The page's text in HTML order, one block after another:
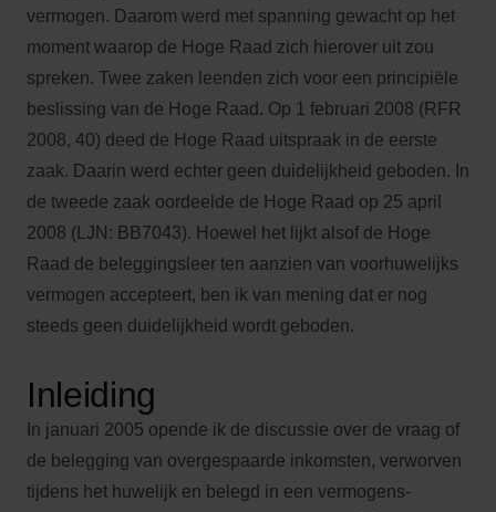
vermogen. Daarom werd met spanning gewacht op het
moment waarop de Hoge Raad zich hierover uit zou
spreken. Twee zaken leenden zich voor een principiële
beslissing van de Hoge Raad. Op 1 februari 2008 (RFR
2008, 40) deed de Hoge Raad uitspraak in de eerste
zaak. Daarin werd echter geen duidelijkheid geboden. In
de tweede zaak oordeelde de Hoge Raad op 25 april
2008 (LJN: BB7043). Hoewel het lijkt alsof de Hoge
Raad de beleggingsleer ten aanzien van voorhuwelijks
vermogen accepteert, ben ik van mening dat er nog
steeds geen duidelijkheid wordt geboden.
Inleiding
In januari 2005 opende ik de discussie over de vraag of
de belegging van overgespaarde inkomsten, verworven
tijdens het huwelijk en belegd in een vermogens­